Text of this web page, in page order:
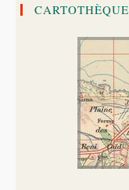
CARTOTHÈQUE